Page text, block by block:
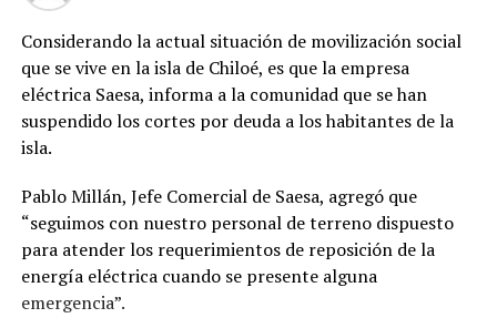
Considerando la actual situación de movilización social
que se vive en la isla de Chiloé, es que la empresa
eléctrica Saesa, informa a la comunidad que se han
suspendido los cortes por deuda a los habitantes de la
isla.
Pablo Millán, Jefe Comercial de Saesa, agregó que
“seguimos con nuestro personal de terreno dispuesto
para atender los requerimientos de reposición de la
energía eléctrica cuando se presente alguna
emergencia”.